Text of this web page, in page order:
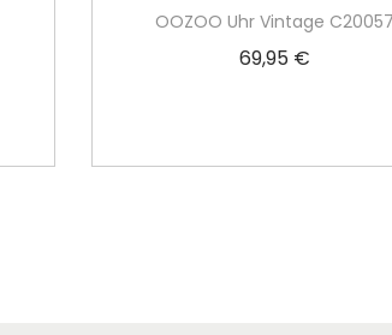
OOZOO Uhr Vintage C20057
69,95 €